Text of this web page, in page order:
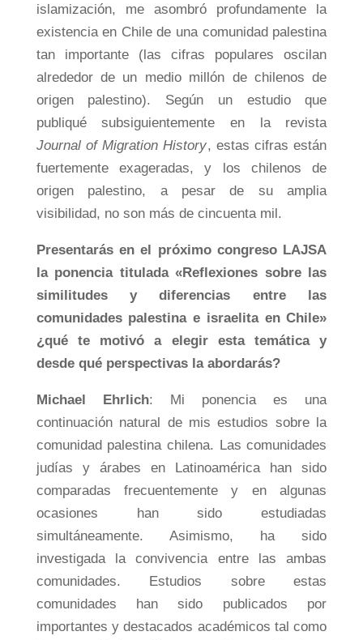
islamización, me asombró profundamente la
existencia en Chile de una comunidad palestina
tan importante (las cifras populares oscilan
alrededor de un medio millón de chilenos de
origen palestino). Según un estudio que
publiqué subsiguientemente en la revista
Journal of Migration History, estas cifras están
fuertemente exageradas, y los chilenos de
origen palestino, a pesar de su amplia
visibilidad, no son más de cincuenta mil.
Presentarás en el próximo congreso LAJSA
la ponencia titulada «Reflexiones sobre las
similitudes y diferencias entre las
comunidades palestina e israelita en Chile»
¿qué te motivó a elegir esta temática y
desde qué perspectivas la abordarás?
Michael Ehrlich: Mi ponencia es una
continuación natural de mis estudios sobre la
comunidad palestina chilena. Las comunidades
judías y árabes en Latinoamérica han sido
comparadas frecuentemente y en algunas
ocasiones han sido estudiadas
simultáneamente. Asimismo, ha sido
investigada la convivencia entre las ambas
comunidades. Estudios sobre estas
comunidades han sido publicados por
importantes y destacados académicos tal como